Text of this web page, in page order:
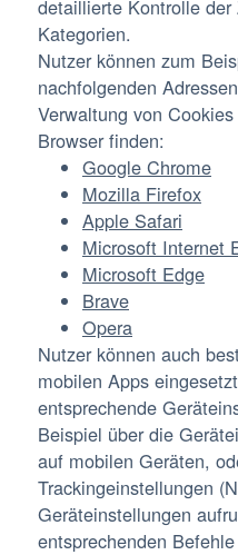
detaillierte Kontrolle
Kategorien.
Nutzer können zum
nachfolgenden
Verwaltung von
Browser finden:
Google Chrome
Mozilla Firefox
Apple Safari
Microsoft Internet
Microsoft Edge
Brave
Opera
Nutzer können auch
mobilen Apps
entsprechende
Beispiel über die
auf mobilen Geräten,
Trackingeinstellungen
Geräteinstellungen
entsprechenden